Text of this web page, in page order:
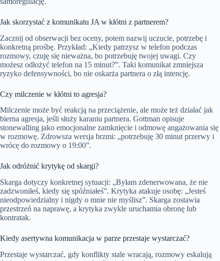
Jak skorzystać z komunikatu JA w kłótni z partnerem?
Zacznij od obserwacji bez oceny, potem nazwij uczucie, potrzebę i
konkretną prośbę. Przykład: „Kiedy patrzysz w telefon podczas
rozmowy, czuję się nieważna, bo potrzebuję twojej uwagi. Czy
możesz odłożyć telefon na 15 minut?”. Taki komunikat zmniejsza
ryzyko defensywności, bo nie oskarża partnera o złą intencję.
Czy milczenie w kłótni to agresja?
Milczenie może być reakcją na przeciążenie, ale może też działać jak
bierna agresja, jeśli służy karaniu partnera. Gottman opisuje
stonewalling jako emocjonalne zamknięcie i odmowę angażowania się
w rozmowę. Zdrowsza wersja brzmi: „potrzebuję 30 minut przerwy i
wrócę do rozmowy o 19:00”.
Jak odróżnić krytykę od skargi?
Skarga dotyczy konkretnej sytuacji: „Byłam zdenerwowana, że nie
zadzwoniłeś, kiedy się spóźniałeś”. Krytyka atakuje osobę: „Jesteś
nieodpowiedzialny i nigdy o mnie nie myślisz”. Skarga zostawia
przestrzeń na naprawę, a krytyka zwykle uruchamia obronę lub
kontratak.
Kiedy asertywna komunikacja w parze przestaje wystarczać?
Przestaje wystarczać, gdy konflikty stale wracają, rozmowy eskalują